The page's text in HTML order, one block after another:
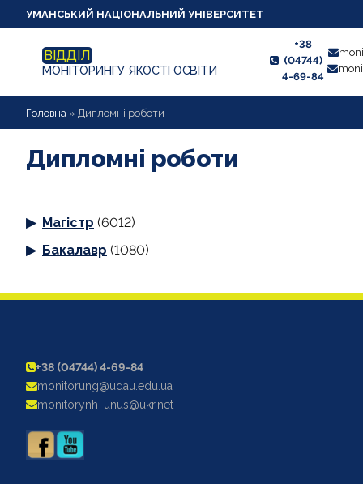
УМАНСЬКИЙ НАЦІОНАЛЬНИЙ УНІВЕРСИТЕТ
ВІДДІЛ
МОНІТОРИНГУ ЯКОСТІ ОСВІТИ
+38
(04744)
4-69-84
НОВИНИ
ПРО ВІДДІЛ
ВИКЛАДАЧУ
АНКЕТУВАННЯ
ДИПЛОМНІ РОБОТИ
АКРЕДИТАЦІЙНІ ЕКСПЕРТИЗИ
АКАДЕМІЧНА ДОБРОЧЕСНІСТЬ
Головна » Дипломні роботи
Дипломні роботи
Магістр (6012)
Бакалавр (1080)
+38 (04744) 4-69-84
monitorung@udau.edu.ua
monitorynh_unus@ukr.net